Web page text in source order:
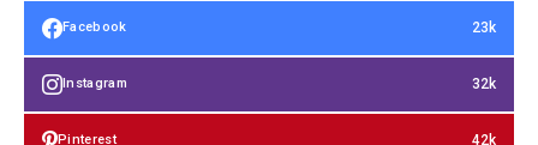
Facebook 23k
Instagram 32k
Pinterest 42k